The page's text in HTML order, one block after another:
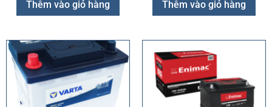
Thêm vào giỏ hàng Thêm vào giỏ hàng